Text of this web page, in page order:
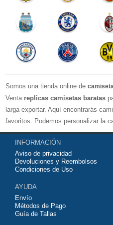
Somos una tienda online de
Venta replicas camisetas baratas
larga exportar. Aquí encontrarás
favoritos. Podemos personalizar la
quieras. Nuestrascamisetas de
tailandesa por lo que estamos
con ella. Estas camisetas tienen un
servirán para jugar al fútbol o
contáctanos y haremos lo posible
posible.
INFORMACIÓN
Aviso de privacidad
Devoluciones y Reembolsos
Condiciones de Uso
AYUDA
Envío
Métodos de Pago
Guía de Tallas